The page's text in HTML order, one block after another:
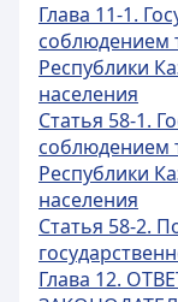
Глава 11-1.
соблюдением
Республики
населения
Статья 58-1.
соблюдением
Республики
населения
Статья 58-2.
Глава 12.